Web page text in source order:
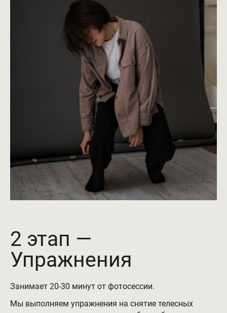
2 этап —
Упражнения
Занимает 20-30 минут от фотосессии.
Мы выполняем упражнения на снятие телесных